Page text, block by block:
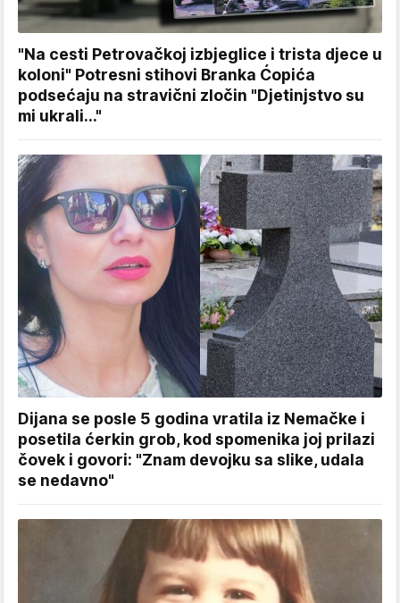
"Na cesti Petrovačkoj izbjeglice i trista djece u
koloni" Potresni stihovi Branka Ćopića
podsećaju na stravični zločin "Djetinjstvo su
mi ukrali..."
Dijana se posle 5 godina vratila iz Nemačke i
posetila ćerkin grob, kod spomenika joj prilazi
čovek i govori: "Znam devojku sa slike, udala
se nedavno"